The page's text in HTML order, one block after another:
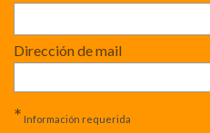
Dirección de mail
* Información requerida